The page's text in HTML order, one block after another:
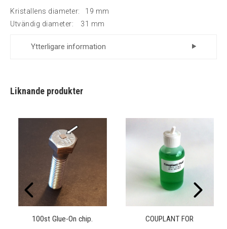
Kristallens diameter: 19 mm
Utvändig diameter: 31 mm
Ytterligare information
Liknande produkter
100st Glue-On chip.
COUPLANT FOR